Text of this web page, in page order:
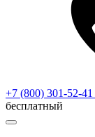
+7 (800) 301-52-41
бесплатный